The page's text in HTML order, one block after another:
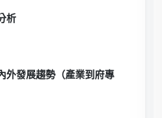
析
外發展趨勢（產業到府專